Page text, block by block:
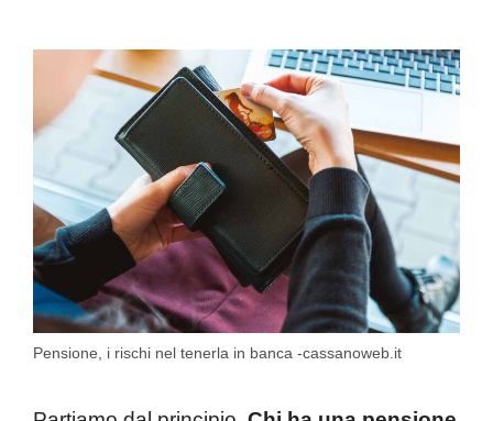
Pensione, i rischi nel tenerla in banca -cassanoweb.it